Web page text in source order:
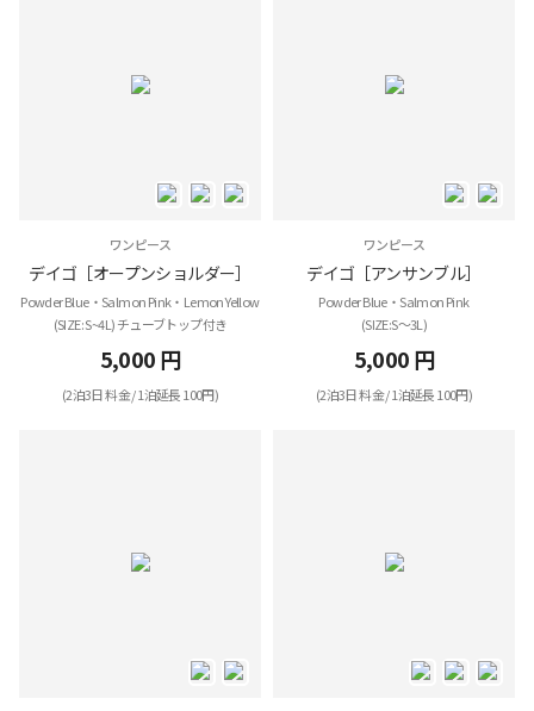
ワンピース
デイゴ［オープンショルダー］
Powder Blue・Salmon Pink・Lemon Yellow
(SIZE: S~4L) チューブトップ付き
5,000 円
(2泊3日 料金 / 1泊延長 100円)
ワンピース
デイゴ［アンサンブル］
Powder Blue・Salmon Pink
(SIZE:S～3L)
5,000 円
(2泊3日 料金 / 1泊延長 100円)